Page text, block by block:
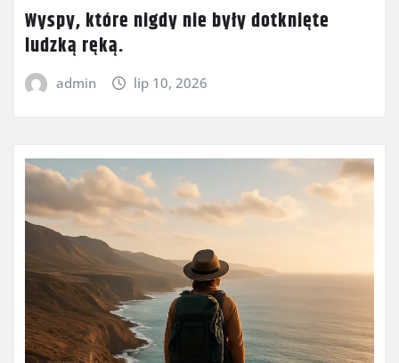
Wyspy, które nigdy nie były dotknięte
ludzką ręką.
admin lip 10, 2026